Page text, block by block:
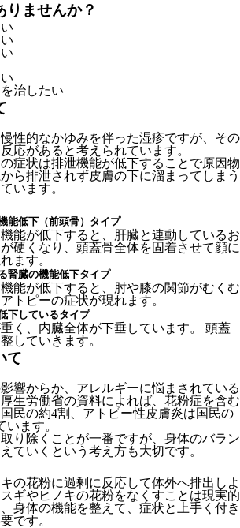
りませんか？
治したい
性的なかゆみを伴った湿疹ですが、その
応があると考えられています。
症状は排泄機能が低下することで原因物
ら排泄されず皮膚の下に溜まってしまう
います。
能低下（前頭骨）タイプ
能が低下すると、肝臓と連動しているお
硬くなり、頭蓋骨全体を固着させて顔に
ます。
腎臓の機能低下タイプ
能が低下すると、肘や膝の関節がむくむ
トピーの症状が現れます。
下しているタイプ
く、内臓全体が下垂しています。 頭蓋
していきます。
て
響からか、アレルギーに悩まされている
生労働省の資料によれば、花粉症を含む
民の約4割、アトピー性皮膚炎は国民の
ます。
り除くことが一番ですが、身体のバラン
ていくという考え方も大切です。
の花粉に過剰に反応して体外へ排出しよ
ギやヒノキの花粉をなくすことは現実的
身体の機能を整えて、症状と上手く付き
です。